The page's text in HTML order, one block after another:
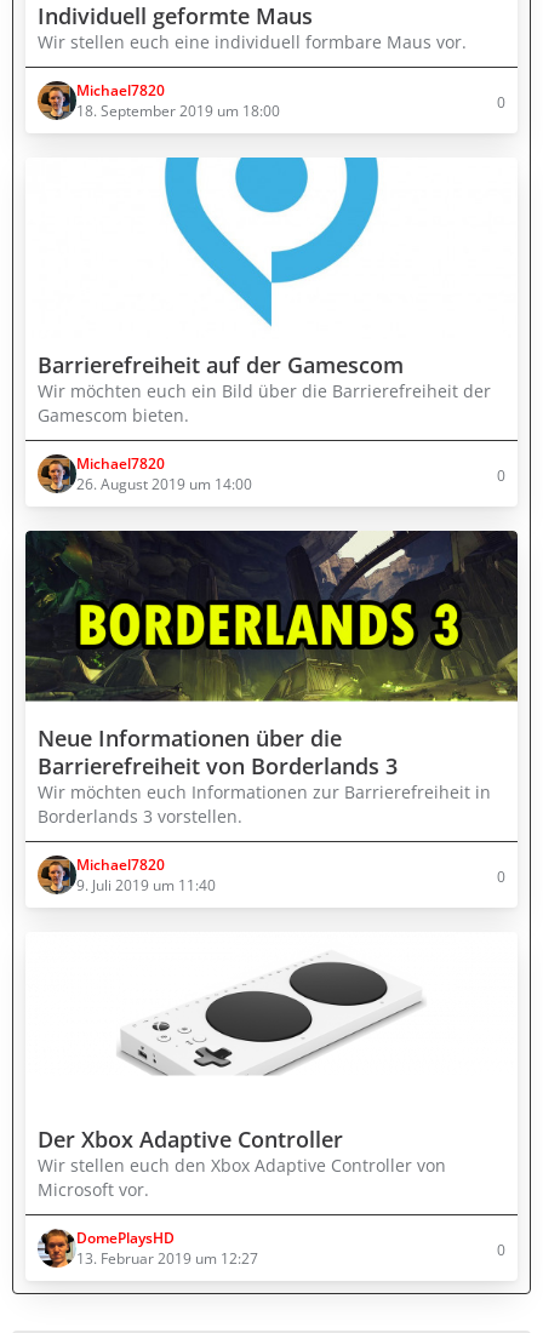
Individuell geformte Maus
Wir stellen euch eine individuell formbare Maus vor.
Michael7820
18. September 2019 um 18:00
0
Barrierefreiheit auf der Gamescom
Wir möchten euch ein Bild über die Barrierefreiheit der
Gamescom bieten.
Michael7820
26. August 2019 um 14:00
0
Neue Informationen über die
Barrierefreiheit von Borderlands 3
Wir möchten euch Informationen zur Barrierefreiheit in
Borderlands 3 vorstellen.
Michael7820
9. Juli 2019 um 11:40
0
Der Xbox Adaptive Controller
Wir stellen euch den Xbox Adaptive Controller von
Microsoft vor.
DomePlaysHD
13. Februar 2019 um 12:27
0